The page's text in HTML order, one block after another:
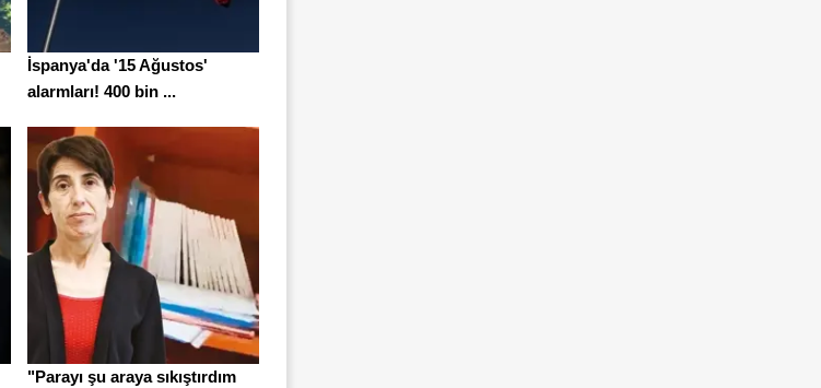
İspanya'da '15 Ağustos'
alarmları! 400 bin ...
"Parayı şu araya sıkıştırdım